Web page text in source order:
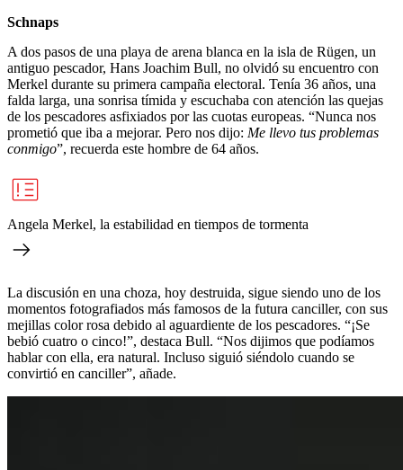
Schnaps
A dos pasos de una playa de arena blanca en la isla de Rügen, un
antiguo pescador, Hans Joachim Bull, no olvidó su encuentro con
Merkel durante su primera campaña electoral. Tenía 36 años, una
falda larga, una sonrisa tímida y escuchaba con atención las quejas
de los pescadores asfixiados por las cuotas europeas. “Nunca nos
prometió que iba a mejorar. Pero nos dijo: Me llevo tus problemas
conmigo”, recuerda este hombre de 64 años.
Angela Merkel, la estabilidad en tiempos de tormenta
La discusión en una choza, hoy destruida, sigue siendo uno de los
momentos fotografiados más famosos de la futura canciller, con sus
mejillas color rosa debido al aguardiente de los pescadores. “¡Se
bebió cuatro o cinco!”, destaca Bull. “Nos dijimos que podíamos
hablar con ella, era natural. Incluso siguió siéndolo cuando se
convirtió en canciller”, añade.